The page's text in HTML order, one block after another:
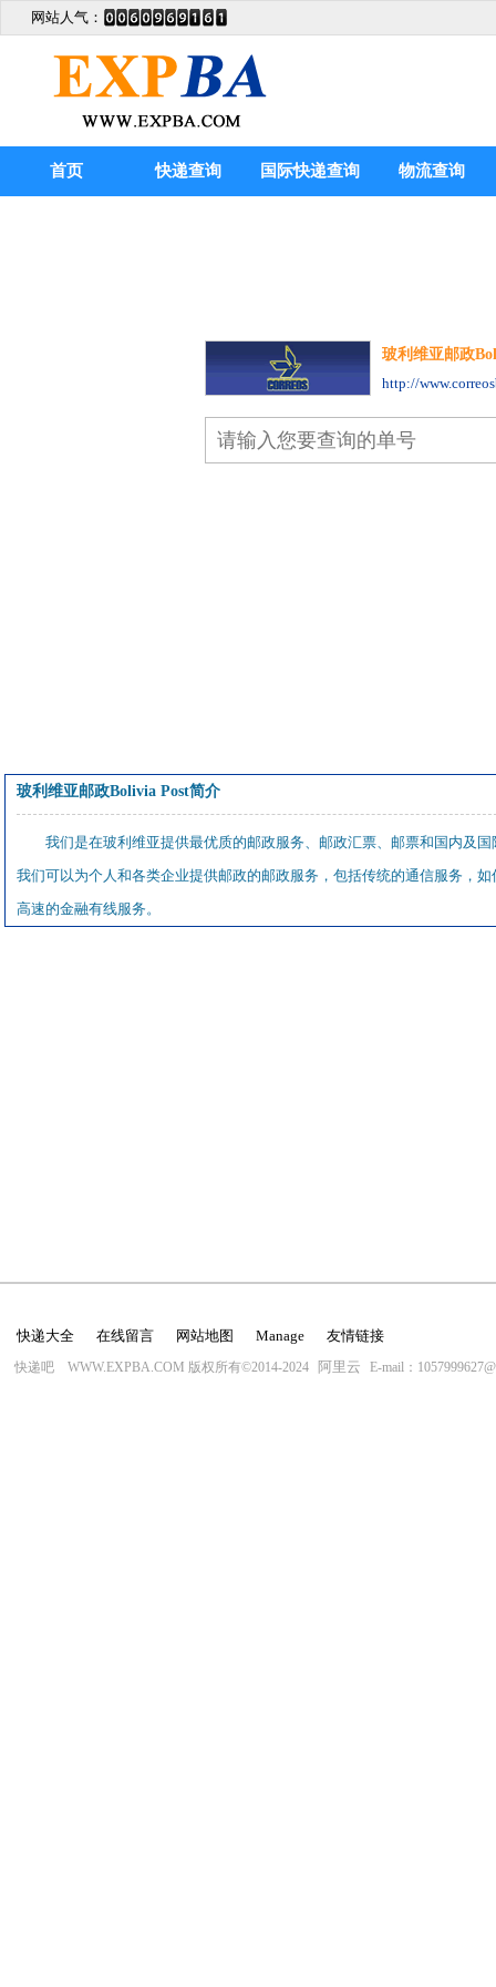
网站人气：
首页 快递查询 国际快递查询 物流查询
玻利维亚邮政
http://
玻利维亚邮政Bolivia Post简介
我们是在玻利维亚提供最优质的邮政服务、邮政汇票、邮票和国内及
我们可以为个人和各类企业提供邮政的邮政服务，包括传统的通信服务，
高速的金融有线服务。
快递大全 在线留言 网站地图 Manage 友情链接
快递吧 WWW.EXPBA.COM 版权所有©2014-2024 阿里云 E-mail：